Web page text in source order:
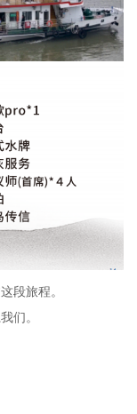
段旅程。
们。